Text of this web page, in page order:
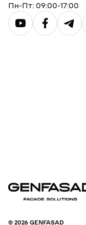
Пн-Пт: 09:00-17:00
© 2026 GENFASAD